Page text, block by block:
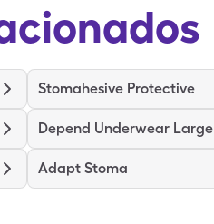
Stomahesive Protective
Depend Underwear Large
Adapt Stoma